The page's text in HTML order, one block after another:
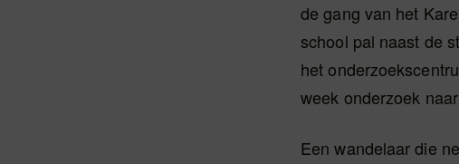
de gang van het
school pal naast de
het
week onderzoek
Een wandelaar die